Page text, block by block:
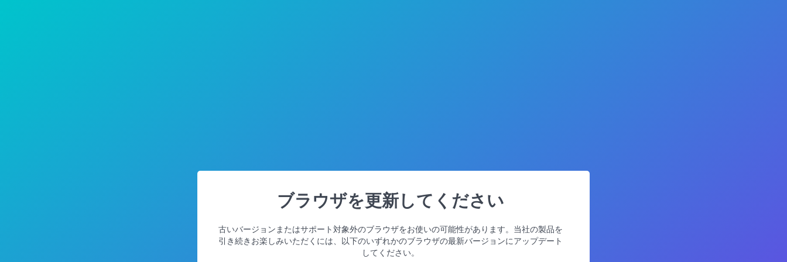
ブラウザを更新してください
古いバージョンまたはサポート対象外のブラウザをお使いの可能性があります。当社の製品を
引き続きお楽しみいただくには、以下のいずれかのブラウザの最新バージョンにアップデート
してください。